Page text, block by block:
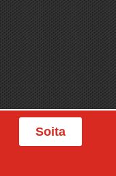
Soita